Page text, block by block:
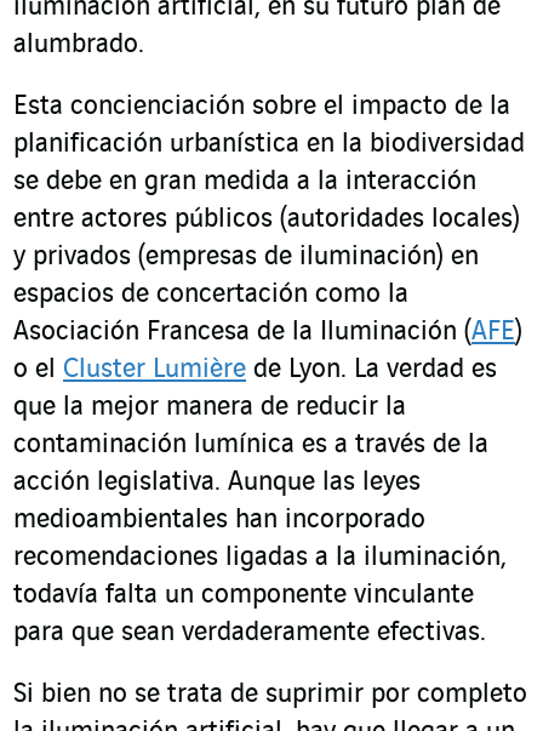
iluminación artificial, en su futuro plan de
alumbrado.
Esta concienciación sobre el impacto de la
planificación urbanística en la biodiversidad
se debe en gran medida a la interacción
entre actores públicos (autoridades locales)
y privados (empresas de iluminación) en
espacios de concertación como la
Asociación Francesa de la Iluminación (AFE)
o el Cluster Lumière de Lyon. La verdad es
que la mejor manera de reducir la
contaminación lumínica es a través de la
acción legislativa. Aunque las leyes
medioambientales han incorporado
recomendaciones ligadas a la iluminación,
todavía falta un componente vinculante
para que sean verdaderamente efectivas.
Si bien no se trata de suprimir por completo